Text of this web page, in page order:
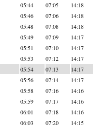
05:44 07:05 14:18
05:46 07:06 14:18
05:48 07:08 14:18
05:49 07:09 14:17
05:51 07:10 14:17
05:53 07:12 14:17
05:54 07:13 14:17
05:56 07:14 14:17
05:58 07:16 14:16
05:59 07:17 14:16
06:01 07:18 14:16
06:03 07:20 14:15